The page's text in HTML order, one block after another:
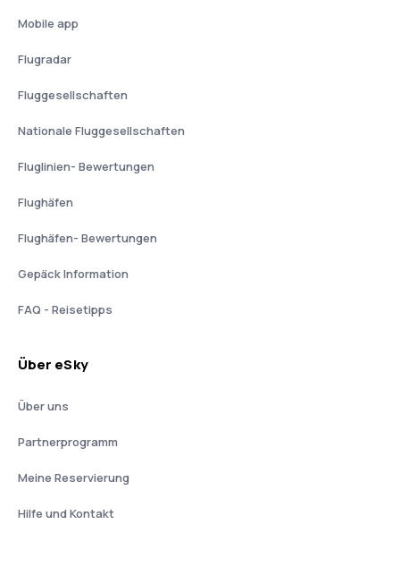
Mobile app
Flugradar
Fluggesellschaften
Nationale Fluggesellschaften
Fluglinien- Bewertungen
Flughäfen
Flughäfen- Bewertungen
Gepäck Information
FAQ - Reisetipps
Über eSky
Über uns
Partnerprogramm
Meine Reservierung
Hilfe und Kontakt